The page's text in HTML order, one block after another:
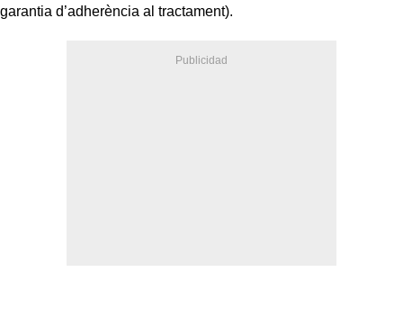
garantia d’adherència al tractament).